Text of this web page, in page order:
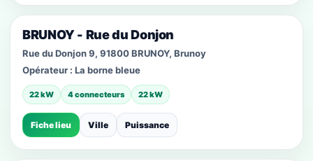
BRUNOY - Rue du Donjon
Rue du Donjon 9, 91800 BRUNOY, Brunoy
Opérateur : La borne bleue
22 kW 4 connecteurs 22 kW
Fiche lieu Ville Puissance